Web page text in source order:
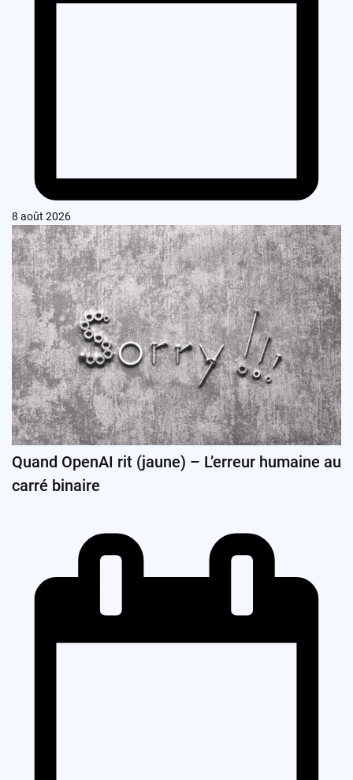
8 août 2026
Quand OpenAI rit (jaune) – L’erreur humaine au
carré binaire